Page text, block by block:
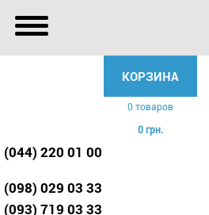
КОРЗИНА
0 товаров
0 грн.
(044) 220 01 00
(098) 029 03 33
(093) 719 03 33